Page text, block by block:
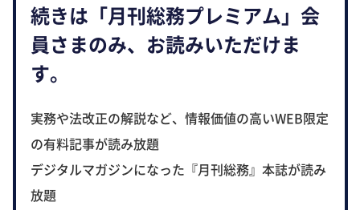
続きは「月刊総務プレミアム」会
員さまのみ、お読みいただけま
す。
実務や法改正の解説など、情報価値の高いWEB限定
の有料記事が読み放題
デジタルマガジンになった『月刊総務』本誌が読み
放題